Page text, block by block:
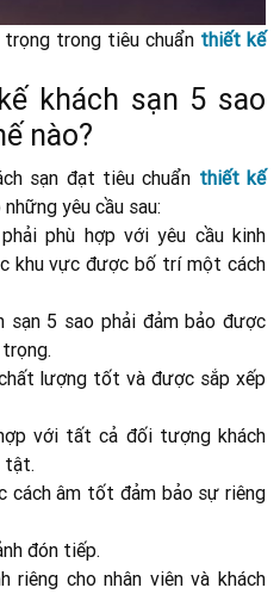
trong tiêu chuẩnthiết kế
khách sạn 5 sao
nào?
sạn đạt tiêu chuẩn thiết kế
yêu cầu sau:
phù hợp với yêu cầu kinh
khu vực được bố trí một cách
sạn 5 sao phải đảm bảo được
lượng tốt và được sắp xếp
với tất cả đối tượng khách
tật.
cách âm tốt đảm bảo sự riêng
đón tiếp.
riêng cho nhân viên và khách